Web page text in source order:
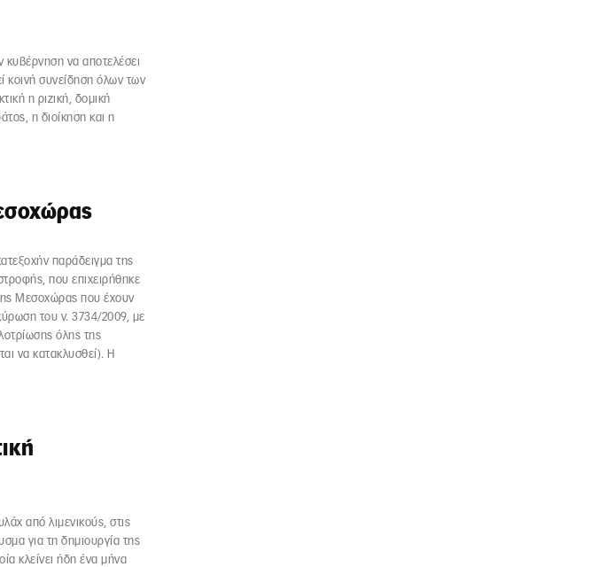
κυβέρνηση να αποτελέσει
κοινή συνείδηση όλων των
η ριζική, δομική
η διοίκηση και η
παράδειγμα της
που επιχειρήθηκε
της Μεσοχώρας που έχουν
του ν. 3734/2009, με
όλης της
να κατακλυσθεί). Η
από λιμενικούς, στις
για τη δημιουργία της
κλείνει ήδη ένα μήνα